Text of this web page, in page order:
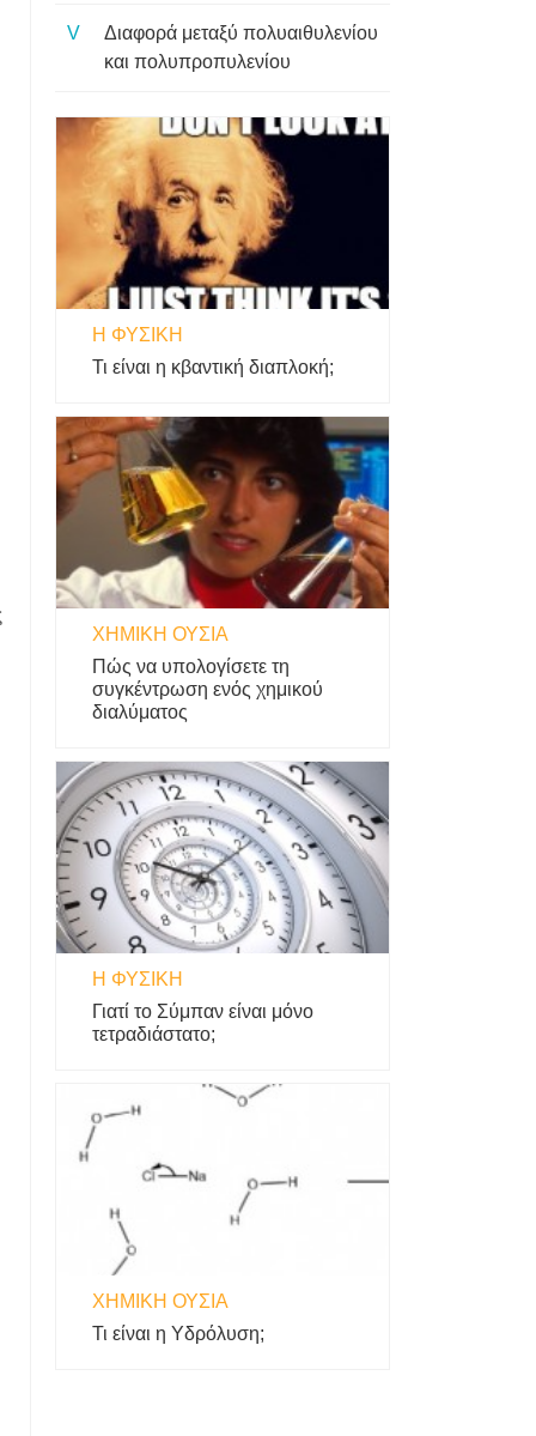
Διαφορά μεταξύ πολυαιθυλενίου
και πολυπροπυλενίου
Η ΦΥΣΙΚΗ
Τι είναι η κβαντική διαπλοκή;
ΧΗΜΙΚΉ ΟΥΣΊΑ
Πώς να υπολογίσετε τη
συγκέντρωση ενός χημικού
διαλύματος
Η ΦΥΣΙΚΗ
Γιατί το Σύμπαν είναι μόνο
τετραδιάστατο;
ΧΗΜΙΚΉ ΟΥΣΊΑ
Τι είναι η Υδρόλυση;